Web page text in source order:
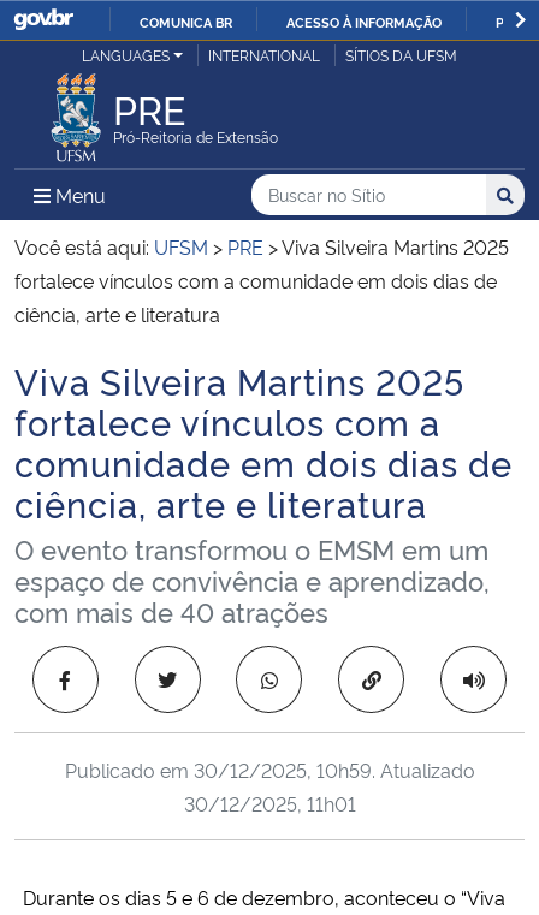
IR
COMUNICA BR ACESSO À INFORMAÇÃO
Ministério da Justiça e Segurança Pública
Ministério da Defesa
Ministério das Relações Exteriores
Ministério da Economia
Ministério da Infraestrutura
Ministério da Agricultura, Pecuária e Abastecimento
Ministério da Educação
Ministério da Cidadania
Ministério da Saúde
Ministério de Minas e Energia
Ministério do Meio Ambiente
LANGUAGES INTERNATIONAL SÍTIOS DA UFSM
PRE
Pró-Reitoria de Extensão
Menu Menu Principal do Sítio
Busca
Buscar no no Sítio
Busca:
Você está aqui: UFSM > PRE >Viva Silveira Martins 2025
fortalece vínculos com a comunidade em dois dias de
ciência, arte e literatura
Início do conteúdo
Viva Silveira Martins 2025
fortalece vínculos com a
comunidade em dois dias de
ciência, arte e literatura
O evento transformou o EMSM em um
espaço de convivência e aprendizado,
com mais de 40 atrações
Copiar para área
Publicado em 30/12/2025, 10h59. Atualizado
30/12/2025, 11h01
Durante os dias 5 e 6 de dezembro, aconteceu o “Viva